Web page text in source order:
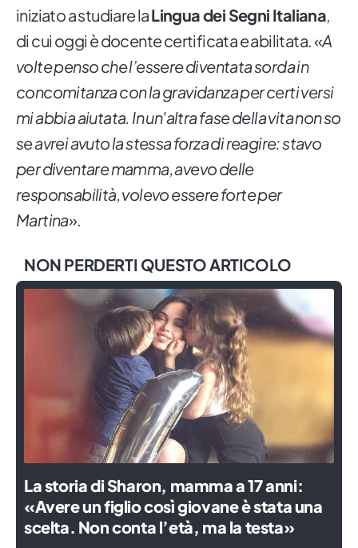
iniziato a studiare laLingua dei Segni Italiana,
di cui oggi è docente certificata e abilitata. «A
volte penso che l’essere diventata sorda in
concomitanza con la gravidanza per certi versi
mi abbia aiutata. In un'altra fase della vita non so
se avrei avuto la stessa forza di reagire: stavo
per diventare mamma, avevo delle
responsabilità, volevo essere forte per
Martina».
NON PERDERTI QUESTO ARTICOLO
La storia di Sharon, mamma a 17 anni:
«Avere un figlio così giovane è stata una
scelta. Non conta l’età, ma la testa»